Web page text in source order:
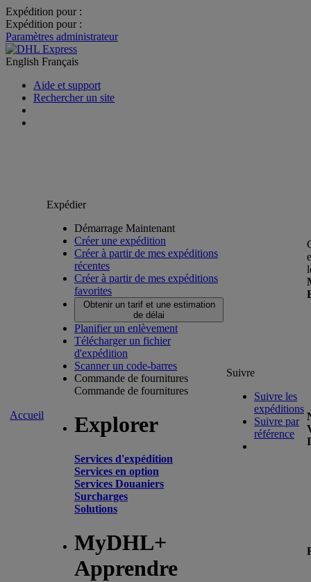
Expédition pour :
Expédition pour :
Paramètres administrateur
English Français
Aide et support
Rechercher un site
Accueil
Expédier
Démarrage Maintenant
Créer une expédition
Créer à partir de mes expéditions
récentes
Créer à partir de mes expéditions
favorites
Obtenir un tarif et une estimation
de délai
Planifier un enlèvement
Télécharger un fichier
d'expédition
Scanner un code-barres
Commande de fournitures
Commande de fournitures
Explorer
Services d'expédition
Services en option
Services Douaniers
Surcharges
Solutions
MyDHL+
Apprendre
Suivre
Suivre les
expéditions
Suivre par
référence